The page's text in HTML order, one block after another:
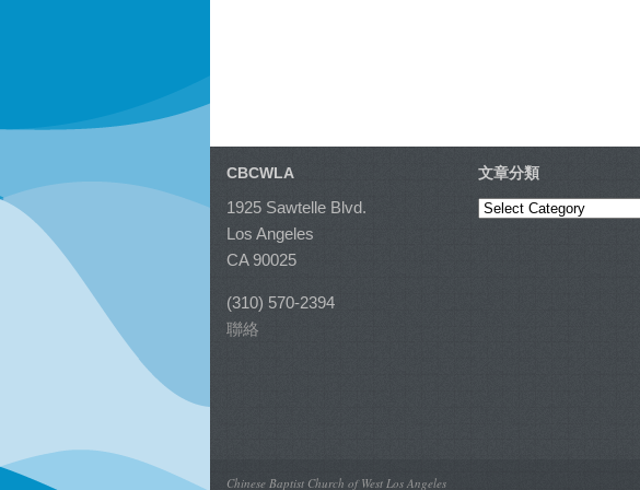
CBCWLA
1925 Sawtelle Blvd.
Los Angeles
CA 90025
(310) 570-2394
聯絡
文章分類
文
Chinese Baptist Church of West Los Angeles